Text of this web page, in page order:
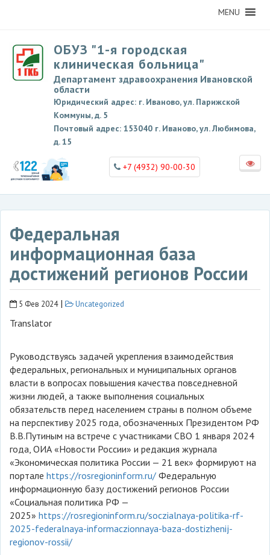
MENU
ОБУЗ "1-я городская
клиническая больница"
Департамент здравоохранения Ивановской
области
Юридический адрес: г. Иваново, ул. Парижской
Коммуны, д. 5
Почтовый адрес: 153040 г. Иваново, ул. Любимова,
д. 15
+7 (4932) 90-00-30
Федеральная
информационная база
достижений регионов России
5 Фев 2024| Uncategorized
Translator
Руководствуясь задачей укрепления взаимодействия
федеральных, региональных и муниципальных органов
власти в вопросах повышения качества повседневной
жизни людей, а также выполнения социальных
обязательств перед населением страны в полном объеме
на перспективу 2025 года, обозначенных Президентом РФ
В.В.Путиным на встрече с участниками СВО 1 января 2024
года, ОИА «Новости России» и редакция журнала
«Экономическая политика России — 21 век» формируют на
портале https://rosregioninform.ru/ Федеральную
информационную базу достижений регионов России
«Социальная политика РФ —
2025» https://rosregioninform.ru/soczialnaya-politika-rf-
2025-federalnaya-informaczionnaya-baza-dostizhenij-
regionov-rossii/